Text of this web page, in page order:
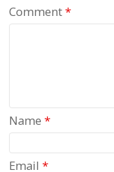
Comment*
Name*
Email*